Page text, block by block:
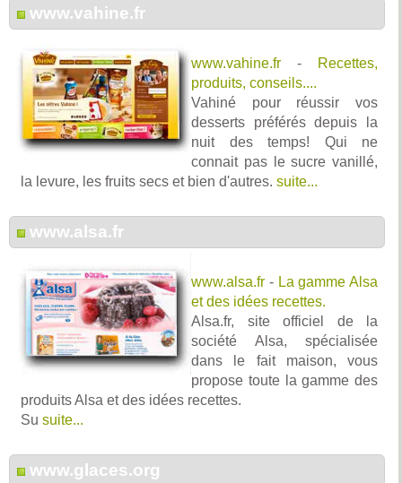
www.vahine.fr
www.vahine.fr -
Recettes,
produits, conseils....
Vahiné pour réussir vos
desserts préférés depuis la
nuit des temps! Qui ne
connait pas le sucre vanillé,
la levure, les fruits secs et bien d'autres. suite...
www.alsa.fr
www.alsa.fr - La gamme Alsa
et des idées recettes.
Alsa.fr, site officiel de la
société Alsa, spécialisée
dans le fait maison, vous
propose toute la gamme des
produits Alsa et des idées recettes.
Su suite...
www.glaces.org